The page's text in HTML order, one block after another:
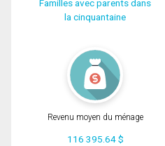
Familles avec parents dans
la cinquantaine
Revenu moyen du ménage
116 395.64 $